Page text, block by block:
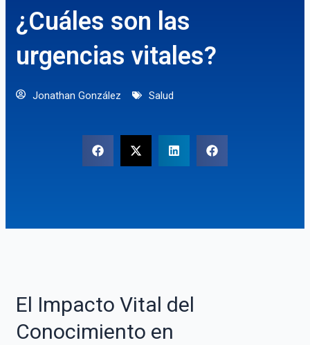
¿Cuáles son las
urgencias vitales?
Jonathan González Salud
El Impacto Vital del
Conocimiento en